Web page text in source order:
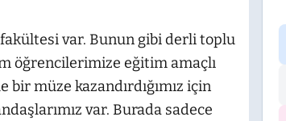
fakültesi var. Bunun gibi derli toplu
öğrencilerimize eğitim amaçlı
müze kazandırdığımız için
var. Burada sadece